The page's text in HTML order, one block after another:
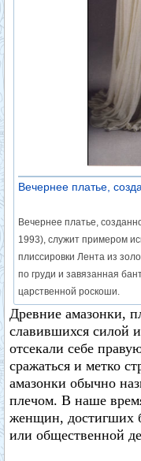
Вечернее платье,
Вечернее платье,
1993), служит примером
плиссировки Лента из
по груди и завязанная
царственной роскоши.
Древние амазонки,
славившихся силой
отсекали себе
сражаться и метко
амазонки обычно
плечом. В наше
женщин, достигших
или общественной